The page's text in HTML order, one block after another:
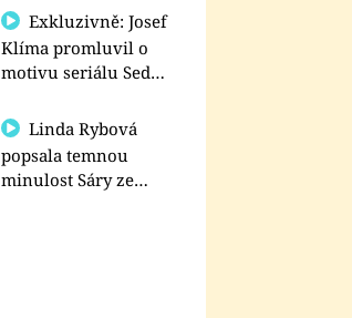
prima+
Exkluzivně: Josef
Klíma promluvil o
motivu seriálu Sedm
Linda Rybová
popsala temnou
minulost Sáry ze